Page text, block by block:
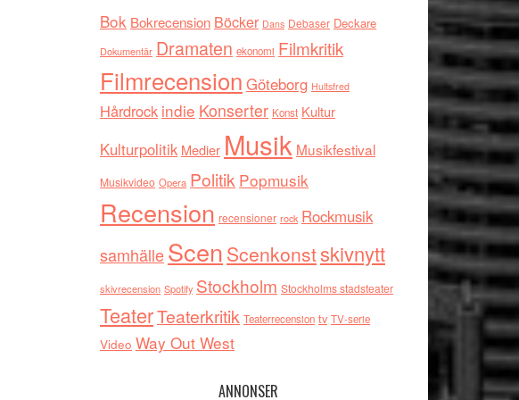
Bok Bokrecension Böcker Dans Debaser Deckare
Dokumentär Dramaten ekonomi Filmkritik
Filmrecension Göteborg Hultsfred
Hårdrock indie Konserter Konst Kultur
Kulturpolitik Medier Musik Musikfestival
Musikvideo Opera Politik Popmusik
Recension recensioner rock Rockmusik
samhälleScen Scenkonstskivnytt
skivrecension Spotify Stockholm Stockholms stadsteater
TeaterTeaterkritik Teaterrecension tv TV-serie
Video Way Out West
ANNONSER